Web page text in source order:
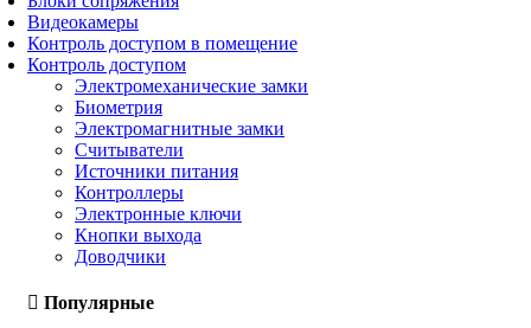
Видеокамеры
Контроль доступом в помещение
Контроль доступом
Электромеханические замки
Биометрия
Электромагнитные замки
Считыватели
Источники питания
Контроллеры
Электронные ключи
Кнопки выхода
Доводчики
Популярные